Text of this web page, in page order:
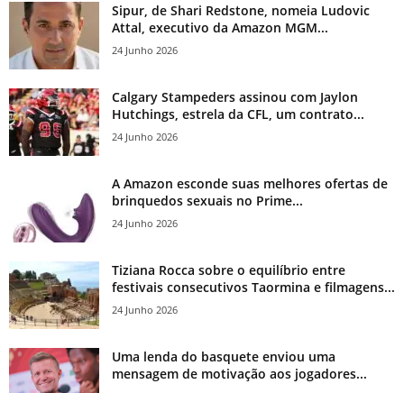
Sipur, de Shari Redstone, nomeia Ludovic
Attal, executivo da Amazon MGM...
24 Junho 2026
Calgary Stampeders assinou com Jaylon
Hutchings, estrela da CFL, um contrato...
24 Junho 2026
A Amazon esconde suas melhores ofertas de
brinquedos sexuais no Prime...
24 Junho 2026
Tiziana Rocca sobre o equilíbrio entre
festivais consecutivos Taormina e filmagens...
24 Junho 2026
Uma lenda do basquete enviou uma
mensagem de motivação aos jogadores...